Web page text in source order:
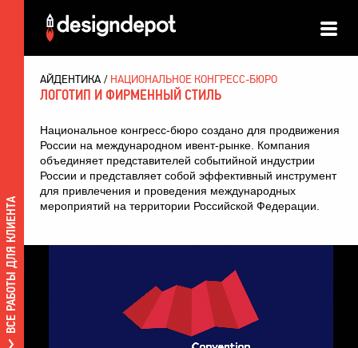
ВСЕ РАБОТЫ ДЛЯ КЛИЕНТА
АЙДЕНТИКА НАЦИОНАЛЬНОЕ КОНГРЕСС-БЮРО
ЛОГОТИП И ФИРМЕННЫЙ СТИЛЬ
Национальное конгресс-бюро создано для продвижения
России на международном ивент-рынке. Компания
объединяет представителей событийной индустрии
России и представляет собой эффективный инструмент
для привлечения и проведения международных
мероприятий на территории Российской Федерации.